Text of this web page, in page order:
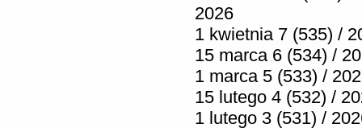
2026
1 kwietnia 7 (535) /
15 marca 6 (534) /
1 marca 5 (533) /
15 lutego 4 (532) /
1 lutego 3 (531) /